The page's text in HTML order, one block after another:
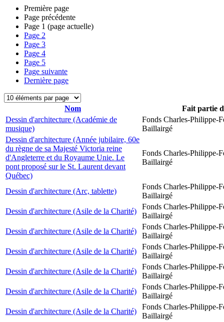
Première page
Page précédente
Page 1 (page actuelle)
Page 2
Page 3
Page 4
Page 5
Page suivante
Dernière page
Nom
Fait partie
Dessin d'architecture (Académie de
musique)
Fonds Charles-Philippe-
Baillairgé
Dessin d'architecture (Année jubilaire, 60e
du règne de sa Majesté Victoria reine
d'Angleterre et du Royaume Unie. Le
pont proposé sur le St. Laurent devant
Québec)
Fonds Charles-Philippe-
Baillairgé
Dessin d'architecture (Arc, tablette)
Fonds Charles-Philippe-
Baillairgé
Dessin d'architecture (Asile de la Charité)
Fonds Charles-Philippe-
Baillairgé
Dessin d'architecture (Asile de la Charité)
Fonds Charles-Philippe-
Baillairgé
Dessin d'architecture (Asile de la Charité)
Fonds Charles-Philippe-
Baillairgé
Dessin d'architecture (Asile de la Charité)
Fonds Charles-Philippe-
Baillairgé
Dessin d'architecture (Asile de la Charité)
Fonds Charles-Philippe-
Baillairgé
Dessin d'architecture (Asile de la Charité)
Fonds Charles-Philippe-
Baillairgé